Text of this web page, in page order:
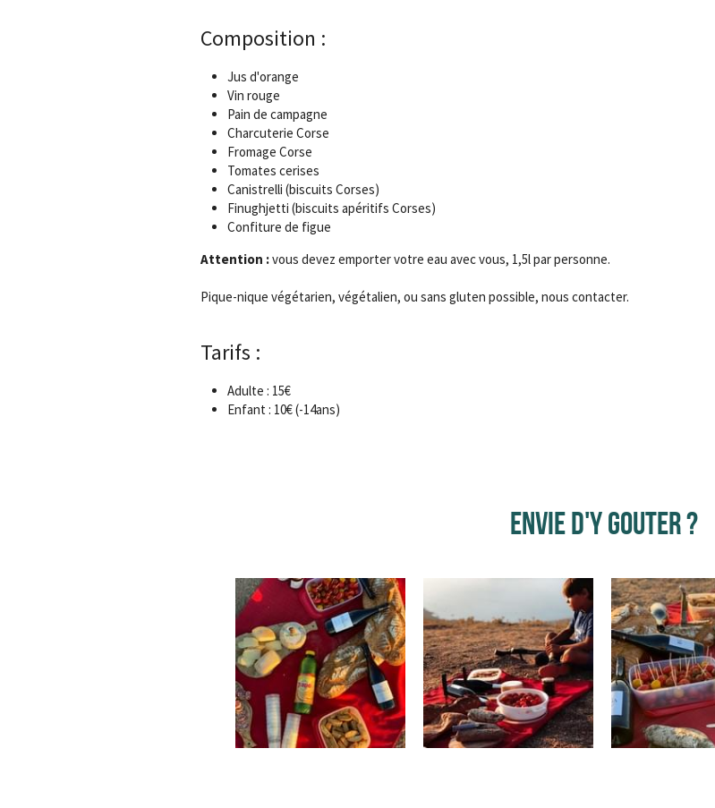
Composition :
Jus d'orange
Vin rouge
Pain de campagne
Charcuterie Corse
Fromage Corse
Tomates cerises
Canistrelli (biscuits Corses)
Finughjetti (biscuits apéritifs Corses)
Confiture de figue
Attention : vous devez emporter votre eau avec vous, 1,5l par personne.
Pique-nique végétarien, végétalien, ou sans gluten possible, nous contacter.
Tarifs :
Adulte : 15€
Enfant : 10€ (-14ans)
envie d'y gouter ?